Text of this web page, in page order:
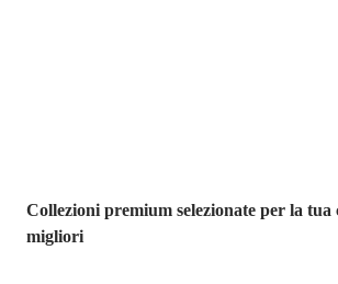
Collezioni premium selezionate per la tua
migliori